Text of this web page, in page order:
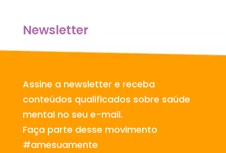
Newsletter
Assine a newsletter e receba
conteúdos qualificados sobre saúde
mental no seu e-mail.
Faça parte desse movimento
#amesuamente